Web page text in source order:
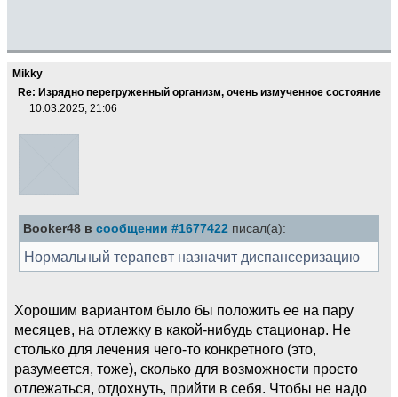
Mikky
Re: Изрядно перегруженный организм, очень измученное состояние
10.03.2025, 21:06
Booker48 в сообщении #1677422 писал(а):
Нормальный терапевт назначит диспансеризацию
Хорошим вариантом было бы положить ее на пару
месяцев, на отлежку в какой-нибудь стационар. Не
столько для лечения чего-то конкретного (это,
разумеется, тоже), сколько для возможности просто
отлежаться, отдохнуть, прийти в себя. Чтобы не надо